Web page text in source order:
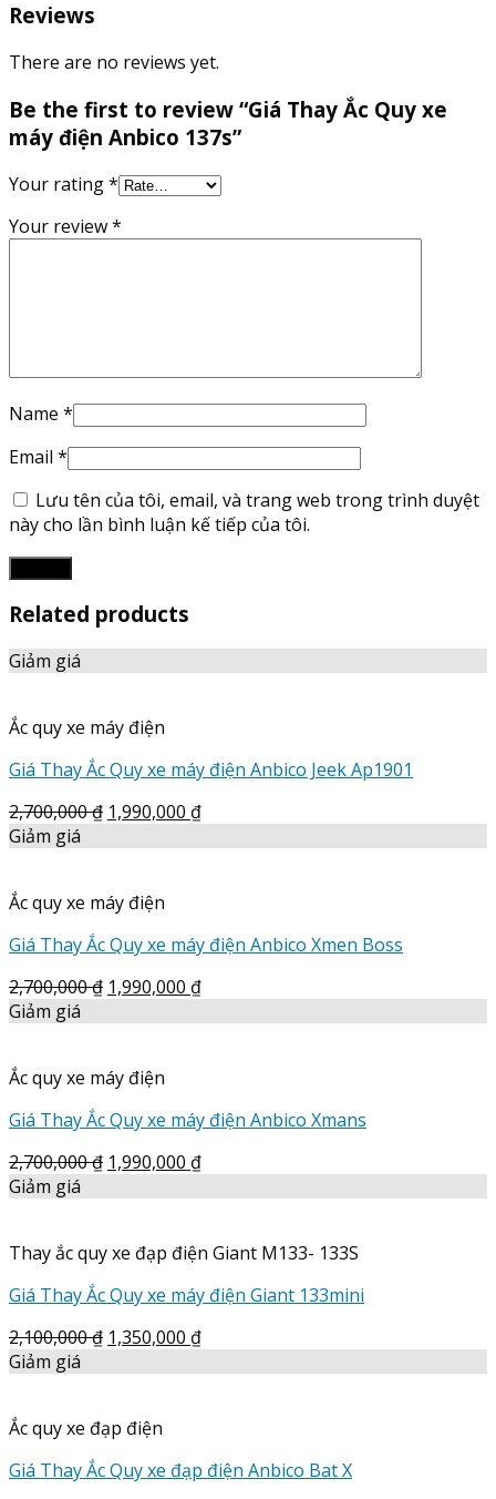
Reviews
There are no reviews yet.
Be the first to review “Giá Thay Ắc Quy xe
máy điện Anbico 137s”
Your rating*
Your review*
Name *
Email *
Lưu tên của tôi, email, và trang web trong trình duyệt
này cho lần bình luận kế tiếp của tôi.
Related products
Giảm giá
Ắc quy xe máy điện
Giá Thay Ắc Quy xe máy điện Anbico Jeek Ap1901
2,700,000₫ 1,990,000 ₫
Giảm giá
Ắc quy xe máy điện
Giá Thay Ắc Quy xe máy điện Anbico Xmen Boss
2,700,000₫ 1,990,000 ₫
Giảm giá
Ắc quy xe máy điện
Giá Thay Ắc Quy xe máy điện Anbico Xmans
2,700,000₫ 1,990,000 ₫
Giảm giá
Thay ắc quy xe đạp điện Giant M133- 133S
Giá Thay Ắc Quy xe máy điện Giant 133mini
2,100,000₫ 1,350,000 ₫
Giảm giá
Ắc quy xe đạp điện
Giá Thay Ắc Quy xe đạp điện Anbico Bat X